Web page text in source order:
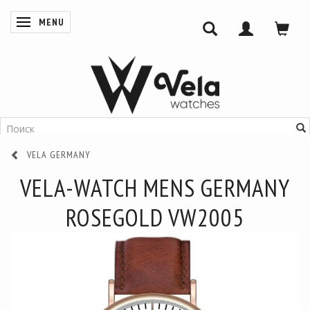
ПЕРЕКЛЮЧИТЬ НАВИГАЦИЮ
MENU
VELA GERMANY
VELA-WATCH MENS GERMANY
ROSEGOLD VW2005